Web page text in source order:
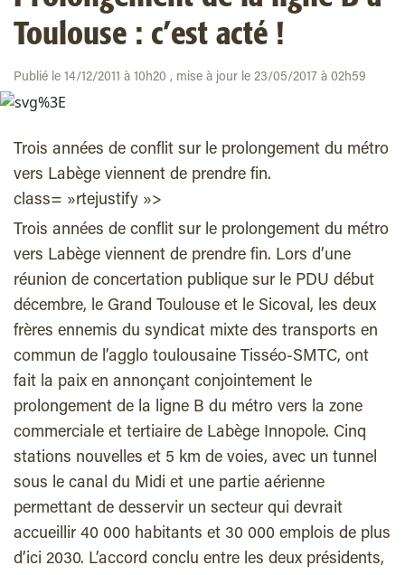
Toulouse : c’est acté !
Publié le 14/12/2011 à 10h20 , mise à jour le 23/05/2017 à 02h59
Trois années de conflit sur le prolongement du métro
vers Labège viennent de prendre fin.
class= »rtejustify »>
Trois années de conflit sur le prolongement du métro
vers Labège viennent de prendre fin. Lors d’une
réunion de concertation publique sur le PDU début
décembre, le Grand Toulouse et le Sicoval, les deux
frères ennemis du syndicat mixte des transports en
commun de l’agglo toulousaine Tisséo-SMTC, ont
fait la paix en annonçant conjointement le
prolongement de la ligne B du métro vers la zone
commerciale et tertiaire de Labège Innopole. Cinq
stations nouvelles et 5 km de voies, avec un tunnel
sous le canal du Midi et une partie aérienne
permettant de desservir un secteur qui devrait
accueillir 40 000 habitants et 30 000 emplois de plus
d’ici 2030. L’accord conclu entre les deux présidents,